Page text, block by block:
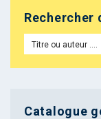
Rechercher
Catalogue